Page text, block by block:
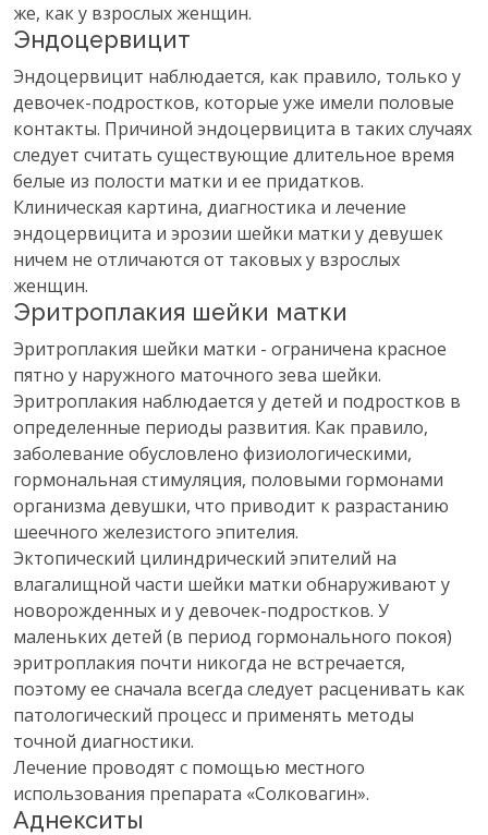
же, как у взрослых женщин.
Эндоцервицит
Эндоцервицит наблюдается, как правило, только у
девочек-подростков, которые уже имели половые
контакты. Причиной эндоцервицита в таких случаях
следует считать существующие длительное время
белые из полости матки и ее придатков.
Клиническая картина, диагностика и лечение
эндоцервицита и эрозии шейки матки у девушек
ничем не отличаются от таковых у взрослых
женщин.
Эритроплакия шейки матки
Эритроплакия шейки матки - ограничена красное
пятно у наружного маточного зева шейки.
Эритроплакия наблюдается у детей и подростков в
определенные периоды развития. Как правило,
заболевание обусловлено физиологическими,
гормональная стимуляция, половыми гормонами
организма девушки, что приводит к разрастанию
шеечного железистого эпителия.
Эктопический цилиндрический эпителий на
влагалищной части шейки матки обнаруживают у
новорожденных и у девочек-подростков. У
маленьких детей (в период гормонального покоя)
эритроплакия почти никогда не встречается,
поэтому ее сначала всегда следует расценивать как
патологический процесс и применять методы
точной диагностики.
Лечение проводят с помощью местного
использования препарата «Солковагин».
Аднекситы